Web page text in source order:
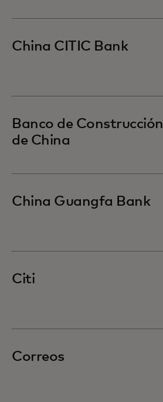
China CITIC Bank
Banco de Construcción
de China
China Guangfa Bank
Citi
Correos